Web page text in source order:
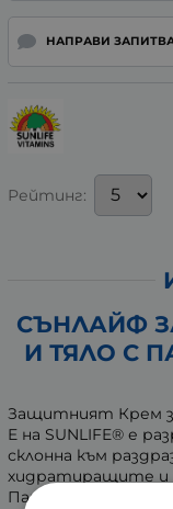
НАПРАВИ
Рейтинг:
СЪНЛАЙФ
И ТЯЛО С
Защитният Крем
E на SUNLIFE® е
склонна към
хидратиращите и
Пантенол и